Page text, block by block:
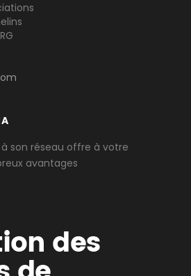
à son réseau offre à votre
avantages